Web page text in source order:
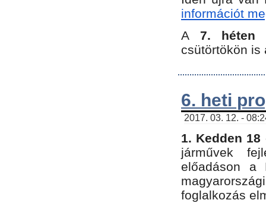
információt
A 7. héten
csütörtökön is
6. heti
2017. 03. 12. -
1. Kedden 18
járművek
előadáson a
foglalkozás